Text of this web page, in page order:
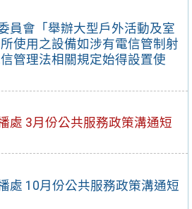
員會「舉辦大型戶外活動及室
使用之設備如涉有電信管制射
管理法相關規定始得設置使
處 3月份公共服務政策溝通短
處 10月份公共服務政策溝通短